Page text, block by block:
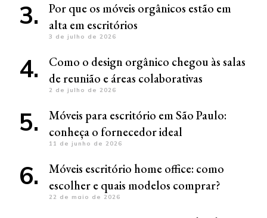
Por que os móveis orgânicos estão em
alta em escritórios
3 de julho de 2026
Como o design orgânico chegou às salas
de reunião e áreas colaborativas
2 de julho de 2026
Móveis para escritório em São Paulo:
conheça o fornecedor ideal
11 de junho de 2026
Móveis escritório home office: como
escolher e quais modelos comprar?
22 de maio de 2026